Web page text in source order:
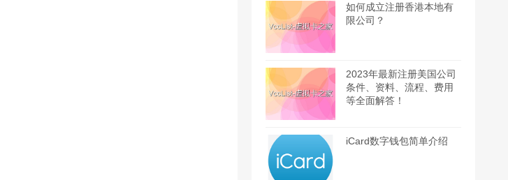
如何成立注册香港本地有
限公司？
2023年最新注册美国公司
条件、资料、流程、费用
等全面解答！
iCard数字钱包简单介绍